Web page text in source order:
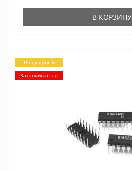
В КОРЗИНУ
Популярный
Заканчивается